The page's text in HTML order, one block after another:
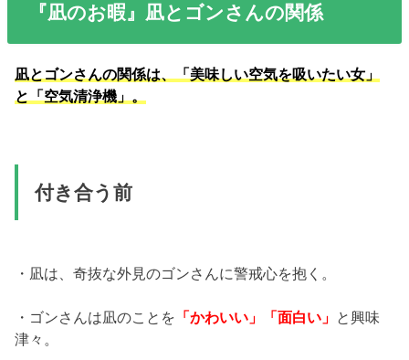
『凪のお暇』凪とゴンさんの関係
凪とゴンさんの関係は、「美味しい空気を吸いたい女」
と「空気清浄機」。
付き合う前
・凪は、奇抜な外見のゴンさんに警戒心を抱く。
・ゴンさんは凪のことを 「かわいい」「面白い」 と興味
津々。